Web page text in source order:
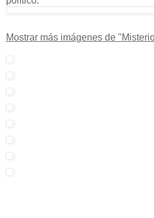
Mostrar más imágenes de